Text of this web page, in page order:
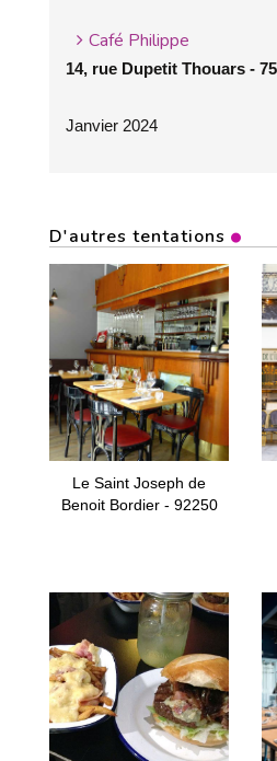
Café Philippe
14, rue Dupetit Thouars -
Janvier 2024
D'autres tentations
Le Saint Joseph de
Benoit Bordier - 92250